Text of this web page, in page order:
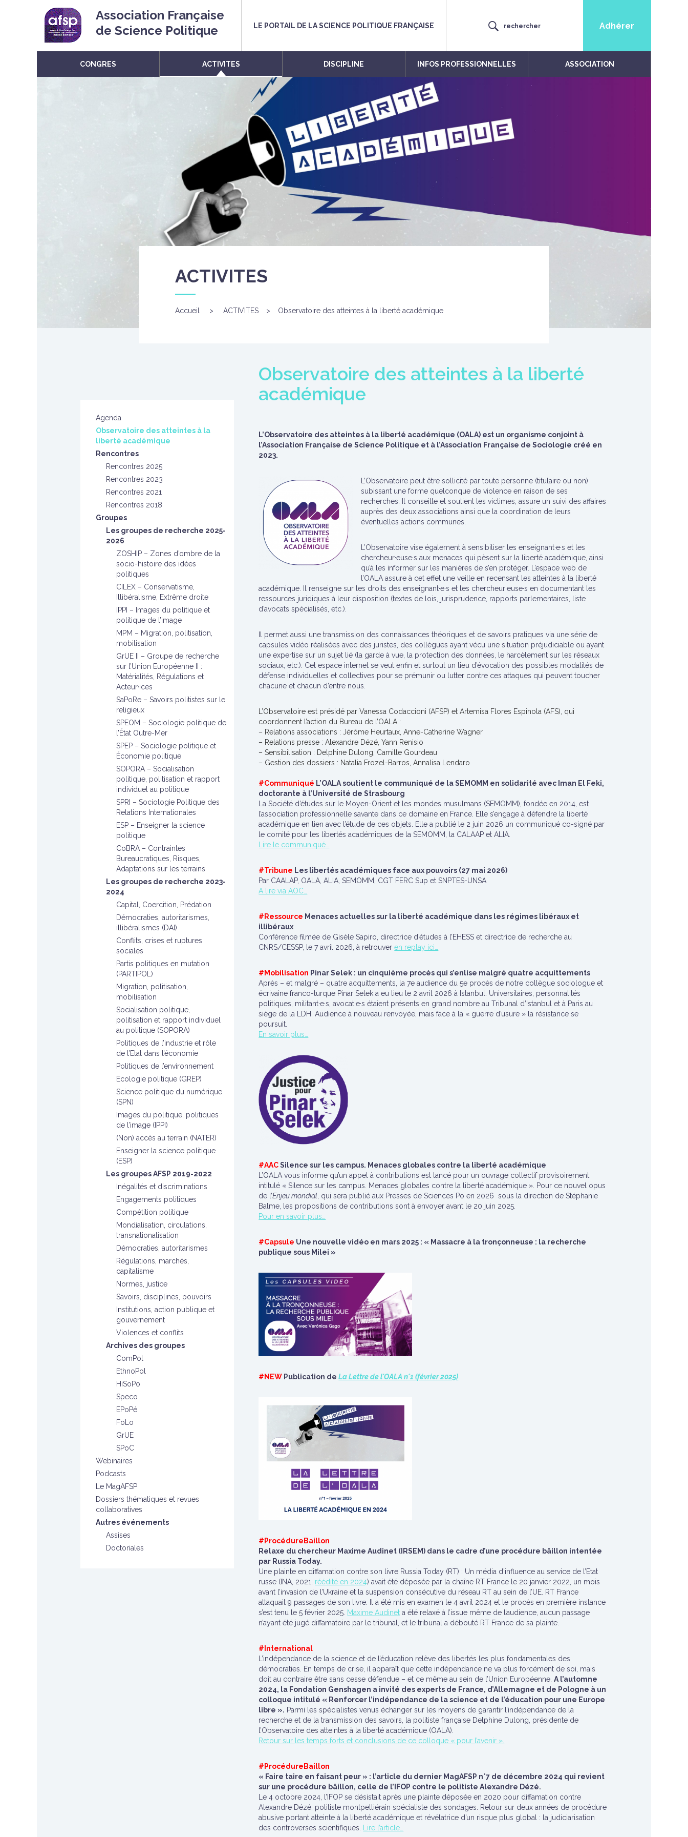
Association Française
de Science Politique
LE PORTAIL DE LA SCIENCE POLITIQUE FRANÇAISE rechercher Adhérer
CONGRES ACTIVITES DISCIPLINE INFOS PROFESSIONNELLES ASSOCIATION
ACTIVITES
Accueil > ACTIVITES > Observatoire des atteintes à la liberté académique
Agenda
Observatoire des atteintes à la
liberté académique
Rencontres
Rencontres 2025
Rencontres 2023
Rencontres 2021
Rencontres 2018
Groupes
Les groupes de recherche 2025-
2026
ZOSHIP – Zones d’ombre de la
socio-histoire des idées
politiques
CILEX – Conservatisme,
Illibéralisme, Extrême droite
IPPI – Images du politique et
politique de l’image
MPM – Migration, politisation,
mobilisation
GrUE II – Groupe de recherche
sur l’Union Européenne II :
Matérialités, Régulations et
Acteur·ices
SaPoRe – Savoirs politistes sur le
religieux
SPEOM – Sociologie politique de
l’État Outre-Mer
SPEP – Sociologie politique et
Économie politique
SOPORA – Socialisation
politique, politisation et rapport
individuel au politique
SPRI – Sociologie Politique des
Relations Internationales
ESP – Enseigner la science
politique
CoBRA – Contraintes
Bureaucratiques, Risques,
Adaptations sur les terrains
Les groupes de recherche 2023-
2024
Capital, Coercition, Prédation
Démocraties, autoritarismes,
illibéralismes (DAI)
Conflits, crises et ruptures
sociales
Partis politiques en mutation
(PARTIPOL)
Migration, politisation,
mobilisation
Socialisation politique,
politisation et rapport individuel
au politique (SOPORA)
Politiques de l’industrie et rôle
de l’Etat dans l’économie
Politiques de l’environnement
Ecologie politique (GREP)
Science politique du numérique
(SPN)
Images du politique, politiques
de l’image (IPPI)
(Non) accès au terrain (NATER)
Enseigner la science politique
(ESP)
Les groupes AFSP 2019-2022
Inégalités et discriminations
Engagements politiques
Compétition politique
Mondialisation, circulations,
transnationalisation
Démocraties, autoritarismes
Régulations, marchés,
capitalisme
Normes, justice
Savoirs, disciplines, pouvoirs
Institutions, action publique et
gouvernement
Violences et conflits
Archives des groupes
ComPol
EthnoPol
HiSoPo
Speco
EPoPé
FoLo
GrUE
SPoC
Webinaires
Podcasts
Le MagAFSP
Dossiers thématiques et revues
collaboratives
Autres événements
Assises
Doctoriales
Observatoire des atteintes à la liberté
académique
L’Observatoire des atteintes à la liberté académique (OALA) est un organisme conjoint à
l’Association Française de Science Politique et à l’Association Française de Sociologie créé en
2023.
L’Observatoire peut être sollicité par toute personne (titulaire ou non)
subissant une forme quelconque de violence en raison de ses
recherches. Il conseille et soutient les victimes, assure un suivi des affaires
auprès des deux associations ainsi que la coordination de leurs
éventuelles actions communes.
L’Observatoire vise également à sensibiliser les enseignant·e·s et les
chercheur·euse·s aux menaces qui pèsent sur la liberté académique, ainsi
qu’à les informer sur les manières de s’en protéger. L’espace web de
l’OALA assure à cet effet une veille en recensant les atteintes à la liberté
académique. Il renseigne sur les droits des enseignant·e·s et les chercheur·euse·s en documentant les
ressources juridiques à leur disposition (textes de lois, jurisprudence, rapports parlementaires, liste
d’avocats spécialisés, etc.).
Il permet aussi une transmission des connaissances théoriques et de savoirs pratiques via une série de
capsules vidéo réalisées avec des juristes, des collègues ayant vécu une situation préjudiciable ou ayant
une expertise sur un sujet lié (la garde à vue, la protection des données, le harcèlement sur les réseaux
sociaux, etc.). Cet espace internet se veut enfin et surtout un lieu d’évocation des possibles modalités de
défense individuelles et collectives pour se prémunir ou lutter contre ces attaques qui peuvent toucher
chacune et chacun d’entre nous.
L’Observatoire est présidé par Vanessa Codaccioni (AFSP) et Artemisa Flores Espinola (AFS), qui
coordonnent l’action du Bureau de l’OALA :
– Relations associations : Jérôme Heurtaux, Anne-Catherine Wagner
– Relations presse : Alexandre Dézé, Yann Renisio
– Sensibilisation : Delphine Dulong, Camille Gourdeau
– Gestion des dossiers : Natalia Frozel-Barros, Annalisa Lendaro
#Communiqué L’OALA soutient le communiqué de la SEMOMM en solidarité avec Iman El Feki,
doctorante à l’Université de Strasbourg
La Société d’études sur le Moyen-Orient et les mondes musulmans (SEMOMM), fondée en 2014, est
l’association professionnelle savante dans ce domaine en France. Elle s’engage à défendre la liberté
académique en lien avec l’étude de ces objets. Elle a publié le 2 juin 2026 un communiqué co-signé par
le comité pour les libertés académiques de la SEMOMM, la CALAAP et ALIA.
Lire le communiqué…
#Tribune Les libertés académiques face aux pouvoirs (27 mai 2026)
Par CAALAP, OALA, ALIA, SEMOMM, CGT FERC Sup et SNPTES-UNSA
A lire via AOC…
#Ressource Menaces actuelles sur la liberté académique dans les régimes libéraux et
illibéraux
Conférence filmée de Gisèle Sapiro, directrice d’études à l’EHESS et directrice de recherche au
CNRS/CESSP, le 7 avril 2026, à retrouveren replay ici…
#Mobilisation Pinar Selek : un cinquième procès qui s’enlise malgré quatre acquittements
Après – et malgré – quatre acquittements, la 7e audience du 5e procès de notre collègue sociologue et
écrivaine franco-turque Pinar Selek a eu lieu le 2 avril 2026 à Istanbul. Universitaires, personnalités
politiques, militant·e·s, avocat·e·s étaient présents en grand nombre au Tribunal d’Istanbul et à Paris au
siège de la LDH. Audience à nouveau renvoyée, mais face à la « guerre d’usure » la résistance se
poursuit.
En savoir plus…
#AACSilence sur les campus. Menaces globales contre la liberté académique
L’OALA vous informe qu’un appel à contributions est lancé pour un ouvrage collectif provisoirement
intitulé « Silence sur les campus. Menaces globales contre la liberté académique ». Pour ce nouvel opus
de l’Enjeu mondial , qui sera publié aux Presses de Sciences Po en 2026 sous la direction de Stéphanie
Balme, les propositions de contributions sont à envoyer avant le 20 juin 2025.
Pour en savoir plus…
#Capsule Une nouvelle vidéo en mars 2025 : « Massacre à la tronçonneuse : la recherche
publique sous Milei »
#NEW Publication deLa Lettre de l'OALA n°1 (février 2025)
#ProcédureBaillon
Relaxe du chercheur Maxime Audinet (IRSEM) dans le cadre d’une procédure bâillon intentée
par Russia Today.
Une plainte en diffamation contre son livre Russia Today (RT) : Un média d’influence au service de l’Etat
russe (INA, 2021, réédité en 2024) avait été déposée par la chaîne RT France le 20 janvier 2022, un mois
avant l’invasion de l’Ukraine et la suspension consécutive du réseau RT au sein de l’UE. RT France
attaquait 9 passages de son livre. Il a été mis en examen le 4 avril 2024 et le procès en première instance
s’est tenu le 5 février 2025. Maxime Audinet a été relaxé à l’issue même de l’audience, aucun passage
n’ayant été jugé diffamatoire par le tribunal, et le tribunal a débouté RT France de sa plainte.
#International
L’indépendance de la science et de l’éducation relève des libertés les plus fondamentales des
démocraties. En temps de crise, il apparaît que cette indépendance ne va plus forcément de soi, mais
doit au contraire être sans cesse défendue – et ce même au sein de l’Union Européenne.A l’automne
2024, la Fondation Genshagen a invité des experts de France, d’Allemagne et de Pologne à un
colloque intitulé « Renforcer l’indépendance de la science et de l’éducation pour une Europe
libre ». Parmi les spécialistes venus échanger sur les moyens de garantir l’indépendance de la
recherche et de la transmission des savoirs, la politiste française Delphine Dulong, présidente de
l’Observatoire des atteintes à la liberté académique (OALA).
Retour sur les temps forts et conclusions de ce colloque « pour l’avenir ».
#ProcédureBaillon
« Faire taire en faisant peur » : l’article du dernier MagAFSP n°7 de décembre 2024 qui revient
sur une procédure bâillon, celle de l’IFOP contre le politiste Alexandre Dézé.
Le 4 octobre 2024, l’IFOP se désistait après une plainte déposée en 2020 pour diffamation contre
Alexandre Dézé, politiste montpelliérain spécialiste des sondages. Retour sur deux années de procédure
abusive portant atteinte à la liberté académique et révélatrice d’un risque plus global : la judiciarisation
des controverses scientifiques.
Lire l’article…